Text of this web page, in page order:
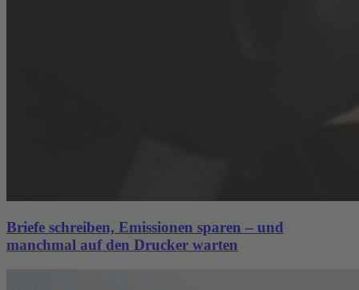
Briefe schreiben, Emissionen sparen – und
manchmal auf den Drucker warten